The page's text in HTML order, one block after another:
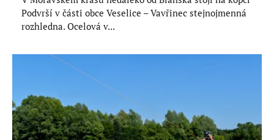
Podvrší v části obce Veselice – Vavřinec stejnojmenná
rozhledna. Ocelová v...